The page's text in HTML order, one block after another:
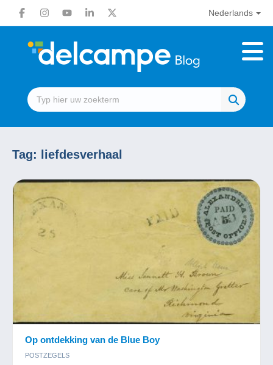
Nederlands
Tag: liefdesverhaal
Op ontdekking van de Blue Boy
POSTZEGELS